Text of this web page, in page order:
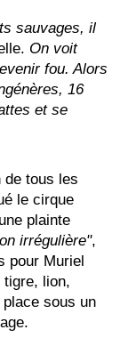
sauvages, il
On voit
fou. Alors
16
et se
de tous les
le cirque
plainte
irrégulière",
pour Muriel
lion,
sous un